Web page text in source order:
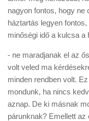
nagyon fontos, hogy
háztartás legyen
minőségi idő a kulcsa
- ne maradjanak el az
volt veled ma
minden rendben volt.
mondunk, ha nincs
aznap. De ki másnak
párunknak? Emellett